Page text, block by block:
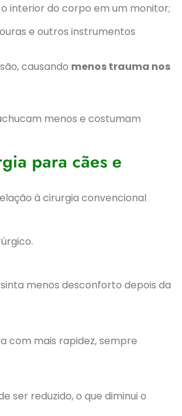
interior do corpo em um monitor;
e outros instrumentos
causando menos trauma nos
menos e costumam
para cães e
à cirurgia convencional
menos desconforto depois da
com mais rapidez, sempre
ser reduzido, o que diminui o